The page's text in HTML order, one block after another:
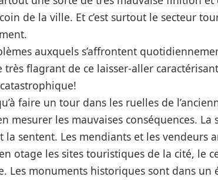
de la ville. Et c’est surtout le secteur
auxquels s’affrontent
très flagrant de ce laisser-aller
faire un tour dans les ruelles de
mesurer les mauvaises conséquences.
la sentent. Les mendiants et les vendeurs
otage les sites touristiques de la cité, le
Les monuments historiques sont dans un